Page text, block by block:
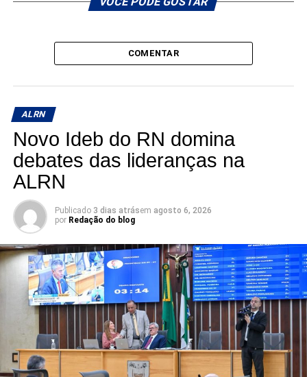
COMENTAR
ALRN
Novo Ideb do RN domina
debates das lideranças na
ALRN
Publicado 3 dias atrásem agosto 6, 2026
por Redação do blog